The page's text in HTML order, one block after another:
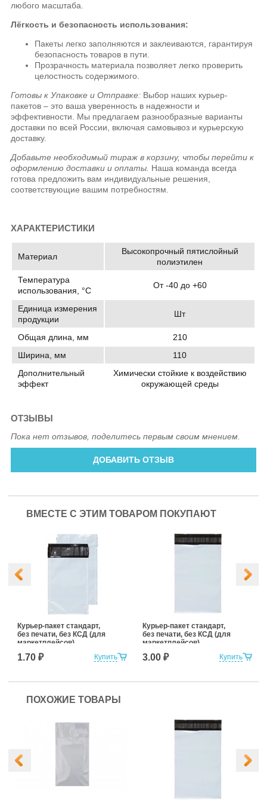
любого масштаба.
Лёгкость и безопасность использования:
Пакеты легко заполняются и заклеиваются, гарантируя
безопасность товаров в пути.
Прозрачность материала позволяет легко проверить
целостность содержимого.
Готовы к Упаковке и Отправке: Выбор наших курьер-
пакетов – это ваша уверенность в надежности и
эффективности. Мы предлагаем разнообразные варианты
доставки по всей России, включая самовывоз и курьерскую
доставку.
Добавьте необходимый тираж в корзину, чтобы перейти к
оформлению доставки и оплаты. Наша команда всегда
готова предложить вам индивидуальные решения,
соответствующие вашим потребностям.
ХАРАКТЕРИСТИКИ
Материал
Высокопрочный пятислойный
полиэтилен
Температура
использования, °C
От -40 до +60
Единица измерения
продукции
Шт
Общая длина, мм
210
Ширина, мм
110
Дополнительный
эффект
Химически стойкие к воздействию
окружающей среды
ОТЗЫВЫ
Пока нет отзывов, поделитесь первым своим мнением.
ДОБАВИТЬ ОТЗЫВ
ВМЕСТЕ С ЭТИМ ТОВАРОМ ПОКУПАЮТ
Купить
Курьер-пакет стандарт,
без печати, без КСД (для
маркетплейсов)
107x165+35к/5
1.70 ₽ Купить
Курьер-пакет стандарт,
без печати, без КСД (для
маркетплейсов)
150x220+30к/5
3.00 ₽
ПОХОЖИЕ ТОВАРЫ